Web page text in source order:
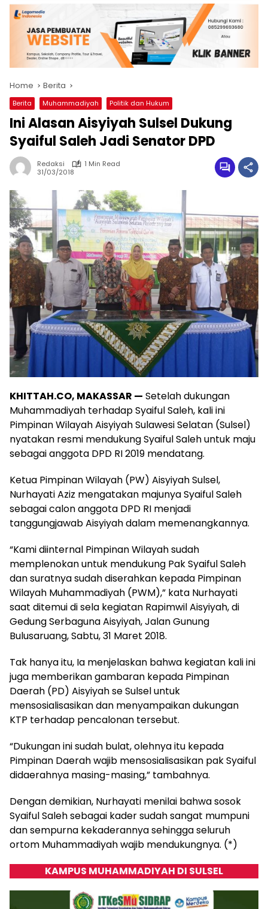
Home Berita
Berita Muhammadiyah Politik dan Hukum
Ini Alasan Aisyiyah Sulsel Dukung
Syaiful Saleh Jadi Senator DPD
Redaksi
1 Min Read
31/03/2018
KHITTAH.CO, MAKASSAR — Setelah dukungan
Muhammadiyah terhadap Syaiful Saleh, kali ini
Pimpinan Wilayah Aisyiyah Sulawesi Selatan (Sulsel)
nyatakan resmi mendukung Syaiful Saleh untuk maju
sebagai anggota DPD RI 2019 mendatang.
Ketua Pimpinan Wilayah (PW) Aisyiyah Sulsel,
Nurhayati Aziz mengatakan majunya Syaiful Saleh
sebagai calon anggota DPD RI menjadi
tanggungjawab Aisyiyah dalam memenangkannya.
“Kami diinternal Pimpinan Wilayah sudah
memplenokan untuk mendukung Pak Syaiful Saleh
dan suratnya sudah diserahkan kepada Pimpinan
Wilayah Muhammadiyah (PWM),” kata Nurhayati
saat ditemui di sela kegiatan Rapimwil Aisyiyah, di
Gedung Serbaguna Aisyiyah, Jalan Gunung
Bulusaruang, Sabtu, 31 Maret 2018.
Tak hanya itu, Ia menjelaskan bahwa kegiatan kali ini
juga memberikan gambaran kepada Pimpinan
Daerah (PD) Aisyiyah se Sulsel untuk
mensosialisasikan dan menyampaikan dukungan
KTP terhadap pencalonan tersebut.
“Dukungan ini sudah bulat, olehnya itu kepada
Pimpinan Daerah wajib mensosialisasikan pak Syaiful
didaerahnya masing-masing,” tambahnya.
Dengan demikian, Nurhayati menilai bahwa sosok
Syaiful Saleh sebagai kader sudah sangat mumpuni
dan sempurna kekaderannya sehingga seluruh
ortom Muhammadiyah wajib mendukungnya. (*)
KAMPUS MUHAMMADIYAH DI SULSEL